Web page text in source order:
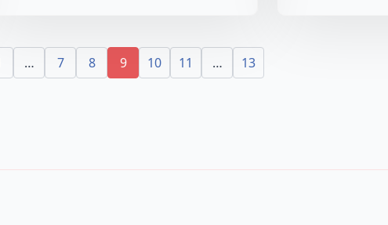
… 7 8 9 10 11 … 13